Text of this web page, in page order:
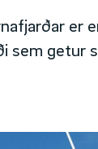
er
sem getur